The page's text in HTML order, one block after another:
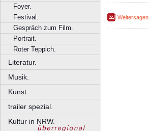
Foyer.
Festival.
Gespräch zum Film.
Portrait.
Roter Teppich.
Literatur.
Musik.
Kunst.
trailer spezial.
Kultur in NRW.
Weitersagen